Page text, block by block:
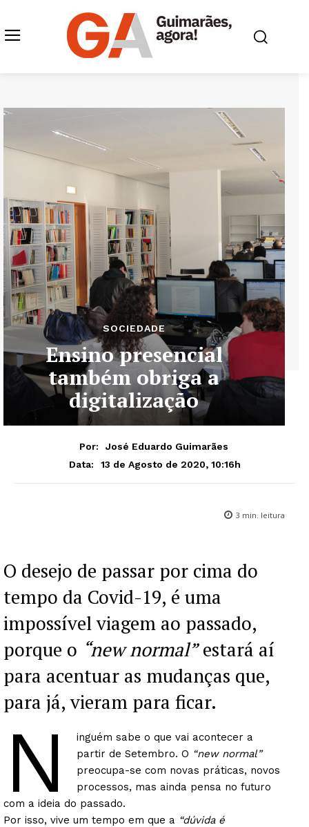
SOCIEDADE
Ensino presencial
também obriga a
digitalização
Por:
José Eduardo Guimarães
Data:
13 de Agosto de 2020, 10:16h
3 min. leitura
O desejo de passar por cima do
tempo da Covid-19, é uma
impossível viagem ao passado,
porque o “new normal”estará aí
para acentuar as mudanças que,
para já, vieram para ficar.
N
inguém sabe o que vai acontecer a
partir de Setembro. O “new normal”
preocupa-se com novas práticas, novos
processos, mas ainda pensa no futuro
com a ideia do passado.
Por isso, vive um tempo em que a “dúvida é